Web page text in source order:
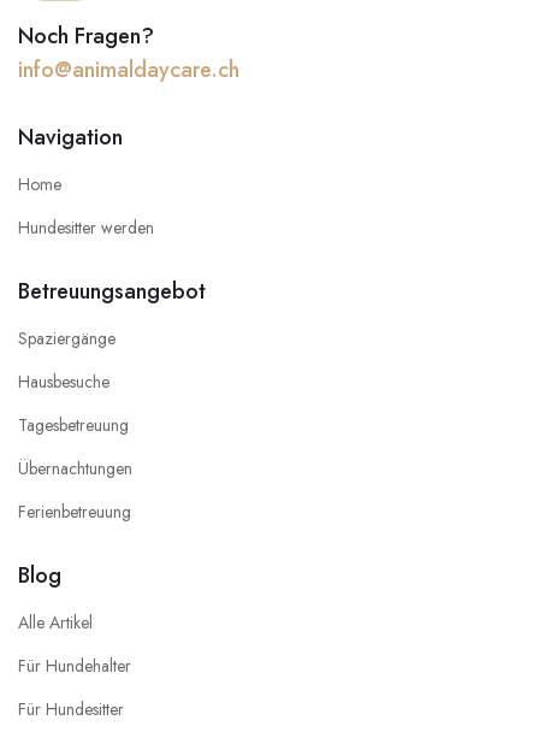
Noch Fragen?
info@animaldaycare.ch
Navigation
Home
Hundesitter werden
Betreuungsangebot
Spaziergänge
Hausbesuche
Tagesbetreuung
Übernachtungen
Ferienbetreuung
Blog
Alle Artikel
Für Hundehalter
Für Hundesitter